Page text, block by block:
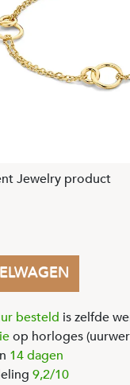
Jewelry product
besteld is zelfde
op horloges
14 dagen
9,2/10